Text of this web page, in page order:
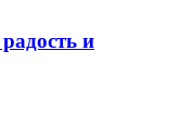
и